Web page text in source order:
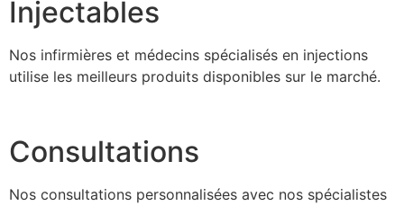
Injectables
Nos infirmières et médecins spécialisés en injections
utilise les meilleurs produits disponibles sur le marché.
Consultations
Nos consultations personnalisées avec nos spécialistes